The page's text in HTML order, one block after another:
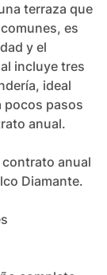
terraza que
es
y el
incluye tres
ideal
pocos pasos
anual.
anual
Diamante.